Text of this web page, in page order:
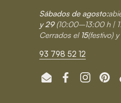
Sábados de agosto:
y 29(10:00–13:00 h |
Cerrados el 15(festivo)
93 798 52 12
EmailFacebookInstagram